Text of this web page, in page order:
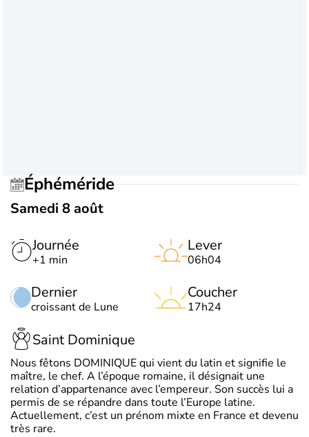
Éphéméride
Samedi 8 août
Journée
+1 min
Dernier
croissant de Lune
Lever
06h04
Coucher
17h24
Saint Dominique
Nous fêtons DOMINIQUE qui vient du latin et signifie le
maître, le chef. A l’époque romaine, il désignait une
relation d’appartenance avec l’empereur. Son succès lui a
permis de se répandre dans toute l’Europe latine.
Actuellement, c’est un prénom mixte en France et devenu
très rare.